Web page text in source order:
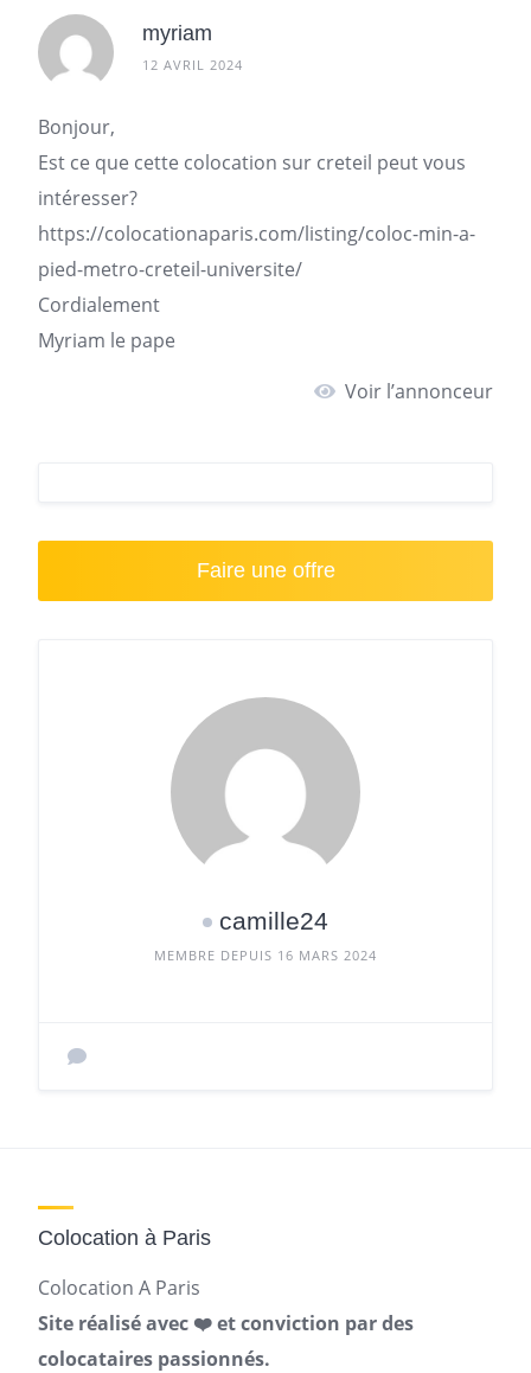
myriam
12 AVRIL 2024
Bonjour,
Est ce que cette colocation sur creteil peut vous
intéresser?
https://colocationaparis.com/listing/coloc-min-a-
pied-metro-creteil-universite/
Cordialement
Myriam le pape
Voir l’annonceur
Faire une offre
camille24
MEMBRE DEPUIS 16 MARS 2024
Colocation à Paris
Colocation A Paris
Site réalisé avec ❤️ et conviction par des
colocataires passionnés.